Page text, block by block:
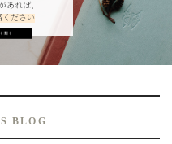
あれば、
ください
BLOG